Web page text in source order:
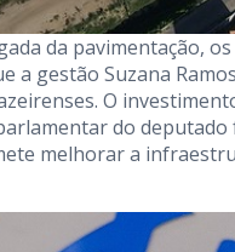
da pavimentação,
a gestão Suzana
O
do
melhorar a